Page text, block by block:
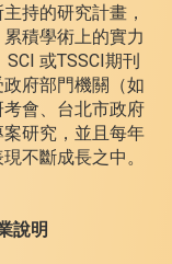
持的研究計畫，
積學術上的實力
或TSSCI期刊
府部門機關（如
會、台北市政府
研究，並且每年
不斷成長之中。
說明